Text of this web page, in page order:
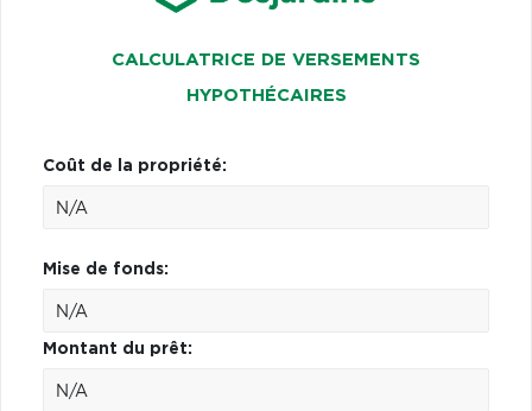
CALCULATRICE DE VERSEMENTS
HYPOTHÉCAIRES
Coût de la propriété:
Mise de fonds:
Montant du prêt: